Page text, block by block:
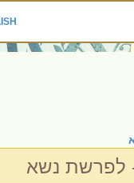
ENGLISH
נשא